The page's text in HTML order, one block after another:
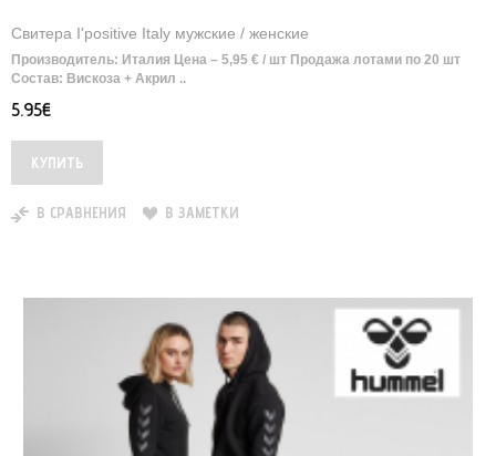
Свитера I'positive Italy мужские / женские
Производитель: Италия Цена – 5,95 € / шт Продажа лотами по 20 шт
Состав: Вискоза + Акрил ..
5.95€
В СРАВНЕНИЯ В ЗАМЕТКИ